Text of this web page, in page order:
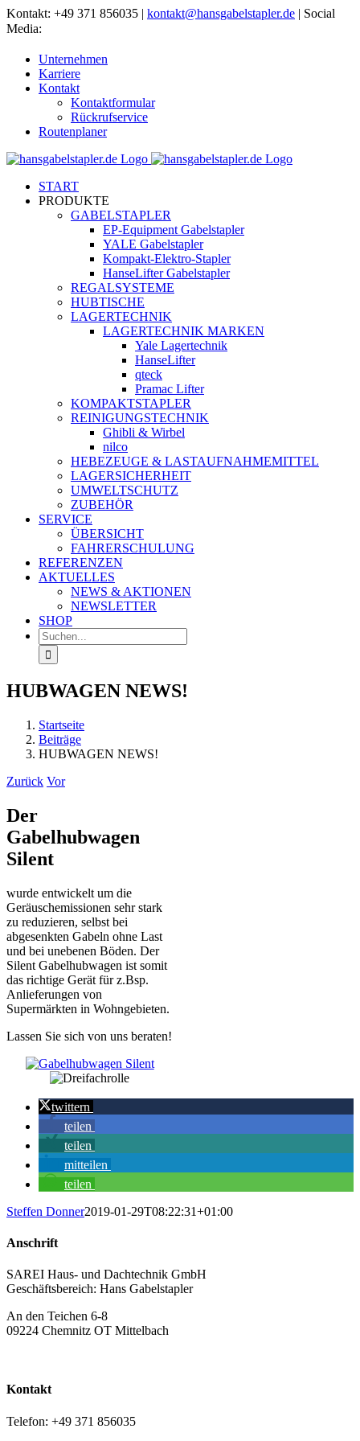
Zum
Inhalt
Kontakt: +49 371 856035 | kontakt@hansgabelstapler.de | Social
Media:
Unternehmen
Karriere
Kontakt
Kontaktformular
Rückrufservice
Routenplaner
START
PRODUKTE
GABELSTAPLER
EP-Equipment Gabelstapler
YALE Gabelstapler
Kompakt-Elektro-Stapler
HanseLifter Gabelstapler
REGALSYSTEME
HUBTISCHE
LAGERTECHNIK
LAGERTECHNIK MARKEN
Yale Lagertechnik
HanseLifter
qteck
Pramac Lifter
KOMPAKTSTAPLER
REINIGUNGSTECHNIK
Ghibli & Wirbel
nilco
HEBEZEUGE & LASTAUFNAHMEMITTEL
LAGERSICHERHEIT
UMWELTSCHUTZ
ZUBEHÖR
SERVICE
ÜBERSICHT
FAHRERSCHULUNG
REFERENZEN
AKTUELLES
NEWS & AKTIONEN
NEWSLETTER
SHOP
Suche
nach:
HUBWAGEN NEWS!
Startseite
Beiträge
HUBWAGEN NEWS!
Zurück Vor
Der
Gabelhubwagen
Silent
wurde entwickelt um die
Geräuschemissionen sehr stark
zu reduzieren, selbst bei
abgesenkten Gabeln ohne Last
und bei unebenen Böden. Der
Silent Gabelhubwagen ist somit
das richtige Gerät für z.Bsp.
Anlieferungen von
Supermärkten in Wohngebieten.
Lassen Sie sich von uns beraten!
twittern
teilen
teilen
mitteilen
teilen
Steffen Donner2019-01-29T08:22:31+01:00
Anschrift
SAREI Haus- und Dachtechnik GmbH
Geschäftsbereich: Hans Gabelstapler
An den Teichen 6-8
09224 Chemnitz OT Mittelbach
Kontakt
Telefon: +49 371 856035